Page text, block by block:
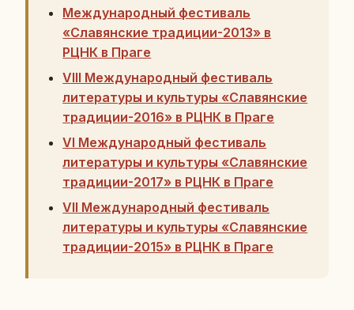
Международный фестиваль
«Славянские традиции-2013» в
РЦНК в Праге
VIII Международный фестиваль
литературы и культуры «Славянские
традиции-2016» в РЦНК в Праге
VI Международный фестиваль
литературы и культуры «Славянские
традиции-2017» в РЦНК в Праге
VII Международный фестиваль
литературы и культуры «Славянские
традиции-2015» в РЦНК в Праге